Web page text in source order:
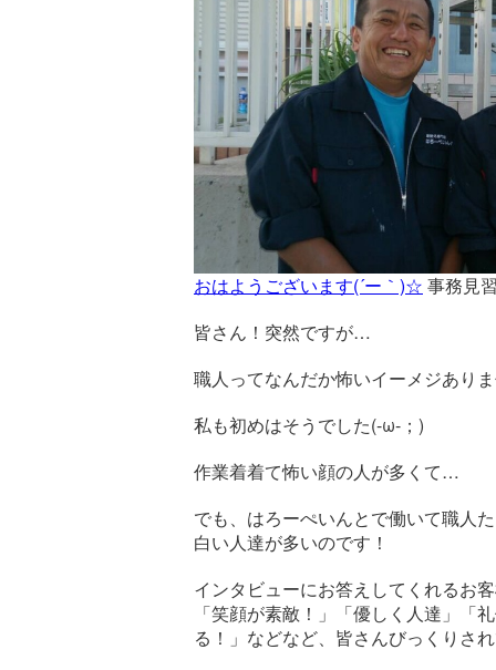
おはようございます(´ー｀)☆ 事務見
皆さん！突然ですが…
職人ってなんだか怖いイーメジあり
私も初めはそうでした(-ω-；)
作業着着て怖い顔の人が多くて…
でも、はろーぺいんとで働いて職人
白い人達が多いのです！
インタビューにお答えしてくれるお
「笑顔が素敵！」「優しく人達」「
る！」などなど、皆さんびっくりさ